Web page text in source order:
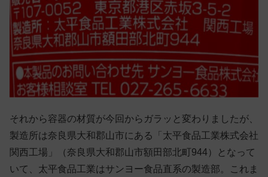
それから容器の材質が今回からガラッと変わりましたが、
製造所は奈良県大和郡山市にある「太平食品工業株式会社
関西工場」（奈良県大和郡山市額田部北町944）となって
いて、太平食品工業はサンヨー食品直系の製造部。これま